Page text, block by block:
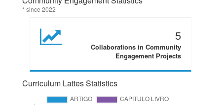
* since 2022
5
Collaborations in Community
Engagement Projects
Curriculum Lattes Statistics